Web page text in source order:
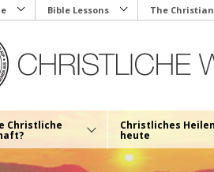
Bible Lessons The
Christliche Christliches Heilen
heute